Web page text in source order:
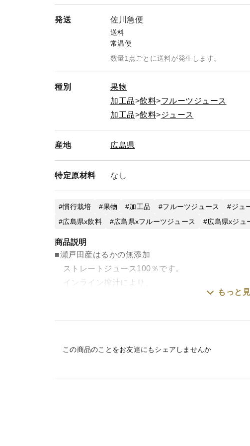
発送 佐川急便
送料
常温便
数量1点ごとに送料が発生します。
種別
果物
加工品
飲料
フルーツジュース
加工品
飲料 ジュース
産地 広島県
特定原材料 なし
慣行栽培 果物 加工品 フルーツジュース ジュ
広島県x飲料
広島県xフルーツジュース 広島県xジュ
商品説明
■瀬戸田産はるかの無添加
ストレートジュース100％です。
インライン搾汁により、
まろやかな甘みが特徴です。
はるかストレートジュースを
もっと
この商品のことをお友達にもシェアしませんか